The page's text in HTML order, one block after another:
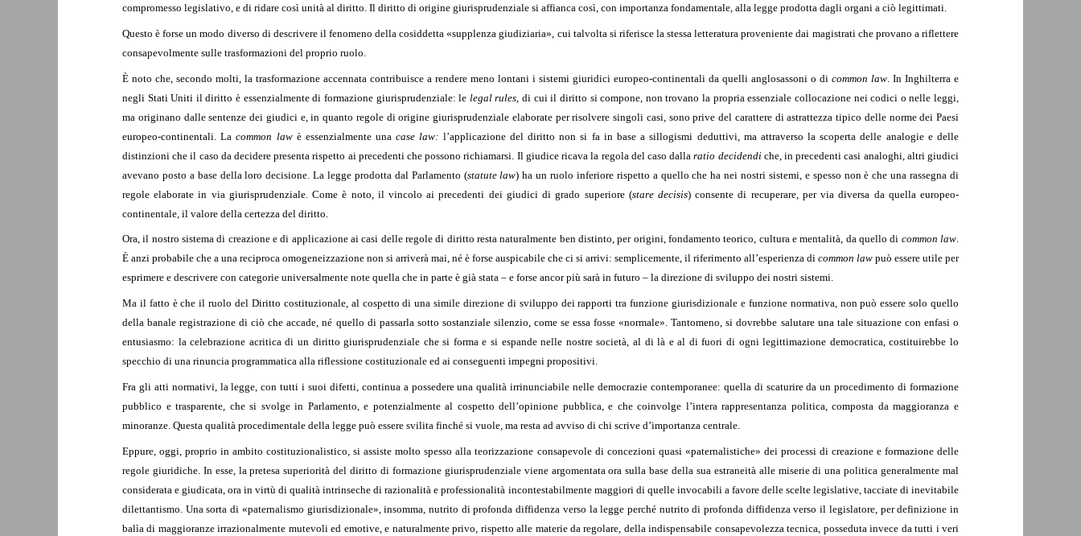
compromesso legislativo, e di ridare così unità al diritto. Il diritto di origine giurisprudenziale si affianca così, con importanza fondamentale, alla legge prodotta dagli organi a ciò legittimati.
Questo è forse un modo diverso di descrivere il fenomeno della cosiddetta «supplenza giudiziaria», cui talvolta si riferisce la stessa letteratura proveniente dai magistrati che provano a riflettere
consapevolmente sulle trasformazioni del proprio ruolo.
È noto che, secondo molti, la trasformazione accennata contribuisce a rendere meno lontani i sistemi giuridici europeo-continentali da quelli anglosassoni o di common law . In Inghilterra e
negli Stati Uniti il diritto è essenzialmente di formazione giurisprudenziale: le legal rules , di cui il diritto si compone, non trovano la propria essenziale collocazione nei codici o nelle leggi,
ma originano dalle sentenze dei giudici e, in quanto regole di origine giurisprudenziale elaborate per risolvere singoli casi, sono prive del carattere di astrattezza tipico delle norme dei Paesi
europeo-continentali. Lacommon lawè essenzialmente unacase law: l’applicazione del diritto non si fa in base a sillogismi deduttivi, ma attraverso la scoperta delle analogie e delle
distinzioni che il caso da decidere presenta rispetto ai precedenti che possono richiamarsi. Il giudice ricava la regola del caso dallaratio decidendi che, in precedenti casi analoghi, altri giudici
avevano posto a base della loro decisione. La legge prodotta dal Parlamento (statute law) ha un ruolo inferiore rispetto a quello che ha nei nostri sistemi, e spesso non è che una rassegna di
regole elaborate in via giurisprudenziale. Come è noto, il vincolo ai precedenti dei giudici di grado superiore (stare decisis) consente di recuperare, per via diversa da quella europeo-
continentale, il valore della certezza del diritto.
Ora, il nostro sistema di creazione e di applicazione ai casi delle regole di diritto resta naturalmente ben distinto, per origini, fondamento teorico, cultura e mentalità, da quello di common law.
È anzi probabile che a una reciproca omogeneizzazione non si arriverà mai, né è forse auspicabile che ci si arrivi: semplicemente, il riferimento all’esperienza di common law può essere utile per
esprimere e descrivere con categorie universalmente note quella che in parte è già stata – e forse ancor più sarà in futuro – la direzione di sviluppo dei nostri sistemi.
Ma il fatto è che il ruolo del Diritto costituzionale, al cospetto di una simile direzione di sviluppo dei rapporti tra funzione giurisdizionale e funzione normativa, non può essere solo quello
della banale registrazione di ciò che accade, né quello di passarla sotto sostanziale silenzio, come se essa fosse «normale». Tantomeno, si dovrebbe salutare una tale situazione con enfasi o
entusiasmo: la celebrazione acritica di un diritto giurisprudenziale che si forma e si espande nelle nostre società, al di là e al di fuori di ogni legittimazione democratica, costituirebbe lo
specchio di una rinuncia programmatica alla riflessione costituzionale ed ai conseguenti impegni propositivi.
Fra gli atti normativi, la legge, con tutti i suoi difetti, continua a possedere una qualità irrinunciabile nelle democrazie contemporanee: quella di scaturire da un procedimento di formazione
pubblico e trasparente, che si svolge in Parlamento, e potenzialmente al cospetto dell’opinione pubblica, e che coinvolge l’intera rappresentanza politica, composta da maggioranza e
minoranze. Questa qualità procedimentale della legge può essere svilita finché si vuole, ma resta ad avviso di chi scrive d’importanza centrale.
Eppure, oggi, proprio in ambito costituzionalistico, si assiste molto spesso alla teorizzazione consapevole di concezioni quasi «paternalistiche» dei processi di creazione e formazione delle
regole giuridiche. In esse, la pretesa superiorità del diritto di formazione giurisprudenziale viene argomentata ora sulla base della sua estraneità alle miserie di una politica generalmente mal
considerata e giudicata, ora in virtù di qualità intrinseche di razionalità e professionalità incontestabilmente maggiori di quelle invocabili a favore delle scelte legislative, tacciate di inevitabile
dilettantismo. Una sorta di «paternalismo giurisdizionale», insomma, nutrito di profonda diffidenza verso la legge perché nutrito di profonda diffidenza verso il legislatore, per definizione in
balìa di maggioranze irrazionalmente mutevoli ed emotive, e naturalmente privo, rispetto alle materie da regolare, della indispensabile consapevolezza tecnica, posseduta invece da tutti i veri